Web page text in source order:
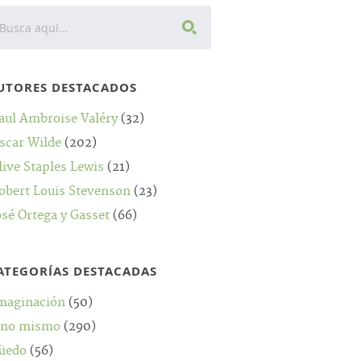
DESTACADOS
Ambroise Valéry(32)
Wilde (202)
Staples Lewis (21)
Louis Stevenson (23)
Ortega y Gasset (66)
DESTACADAS
(50)
mismo (290)
(56)